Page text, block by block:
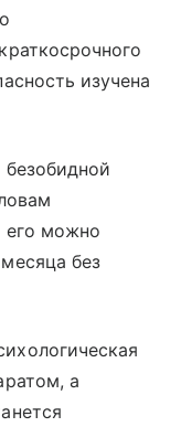
изучена
его можно
без
а